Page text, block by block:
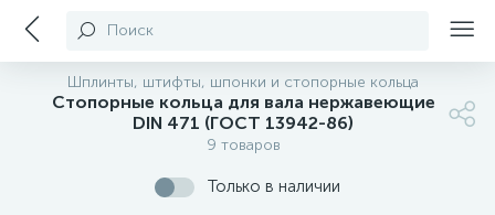
Поиск
Шплинты, штифты, шпонки и стопорные кольца
Стопорные кольца для вала нержавеющие
DIN 471 (ГОСТ 13942-86)
9 товаров
Только в наличии